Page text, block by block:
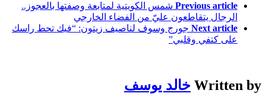
Previous article شمس الكويتية لمتابعة وصفتها بالعجوز..
الرجال يتقاطعون عليّ من الفضاء الخارجي
Next article جورج وسوف لناصيف زيتون: “فيك تحط راسك
على كتفي وقلبي”
Written by خالد يوسف